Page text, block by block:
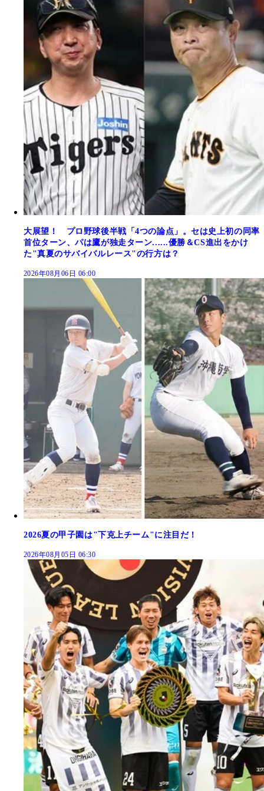
大展望！ プロ野球後半戦「4つの論点」。セは史上初の同率
首位ターン、パは鷹が独走ターン......優勝＆CS進出をかけ
た"真夏のサバイバルレース"の行方は？
2026年08月06日 06:00
2026夏の甲子園は"下克上チーム"に注目だ！
2026年08月05日 06:30